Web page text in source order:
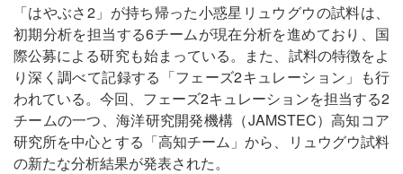
「はやぶさ2」が持ち帰った小惑星リュウグウの試料は、
初期分析を担当する6チームが現在分析を進めており、国
際公募による研究も始まっている。また、試料の特徴をよ
り深く調べて記録する「フェーズ2キュレーション」も行
われている。今回、フェーズ2キュレーションを担当する2
チームの一つ、海洋研究開発機構（JAMSTEC）高知コア
研究所を中心とする「高知チーム」から、リュウグウ試料
の新たな分析結果が発表された。